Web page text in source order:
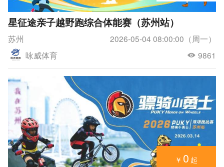
星征途亲子越野跑综合体能赛（苏州站）
苏州
2026-05-04 08:00:00（周一）
咏威体育
9861
￥ 0 起